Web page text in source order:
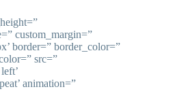
custom_margin=”
border=” border_color=”
src=”
animation=”